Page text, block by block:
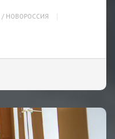
/ НОВОРОССИЯ